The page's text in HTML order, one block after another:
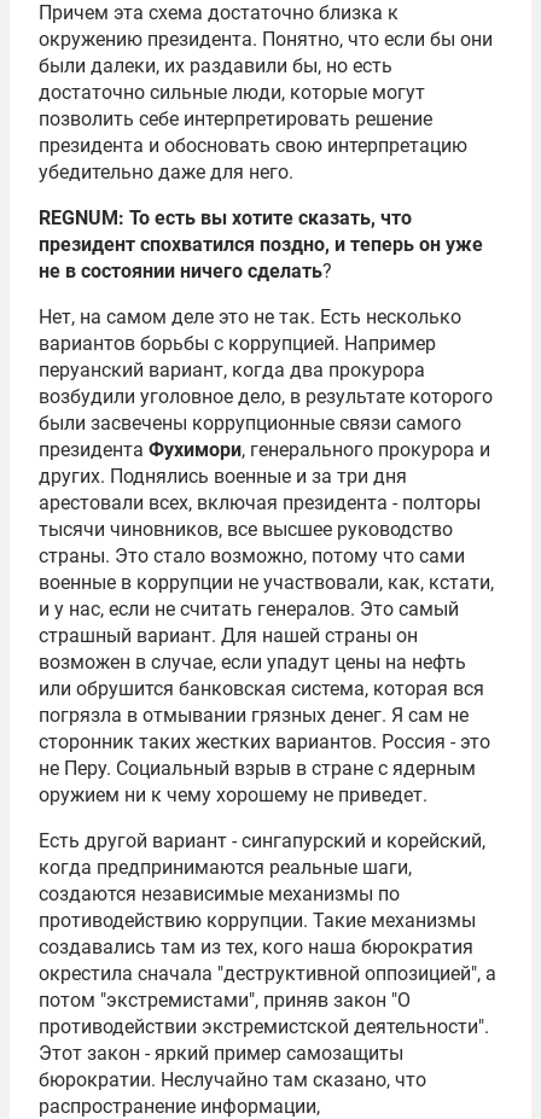
Причем эта схема достаточно близка к
окружению президента. Понятно, что если бы они
были далеки, их раздавили бы, но есть
достаточно сильные люди, которые могут
позволить себе интерпретировать решение
президента и обосновать свою интерпретацию
убедительно даже для него.
REGNUM: То есть вы хотите сказать, что
президент спохватился поздно, и теперь он уже
не в состоянии ничего сделать?
Нет, на самом деле это не так. Есть несколько
вариантов борьбы с коррупцией. Например
перуанский вариант, когда два прокурора
возбудили уголовное дело, в результате которого
были засвечены коррупционные связи самого
президента Фухимори, генерального прокурора и
других. Поднялись военные и за три дня
арестовали всех, включая президента - полторы
тысячи чиновников, все высшее руководство
страны. Это стало возможно, потому что сами
военные в коррупции не участвовали, как, кстати,
и у нас, если не считать генералов. Это самый
страшный вариант. Для нашей страны он
возможен в случае, если упадут цены на нефть
или обрушится банковская система, которая вся
погрязла в отмывании грязных денег. Я сам не
сторонник таких жестких вариантов. Россия - это
не Перу. Социальный взрыв в стране с ядерным
оружием ни к чему хорошему не приведет.
Есть другой вариант - сингапурский и корейский,
когда предпринимаются реальные шаги,
создаются независимые механизмы по
противодействию коррупции. Такие механизмы
создавались там из тех, кого наша бюрократия
окрестила сначала "деструктивной оппозицией", а
потом "экстремистами", приняв закон "О
противодействии экстремистской деятельности".
Этот закон - яркий пример самозащиты
бюрократии. Неслучайно там сказано, что
распространение информации,